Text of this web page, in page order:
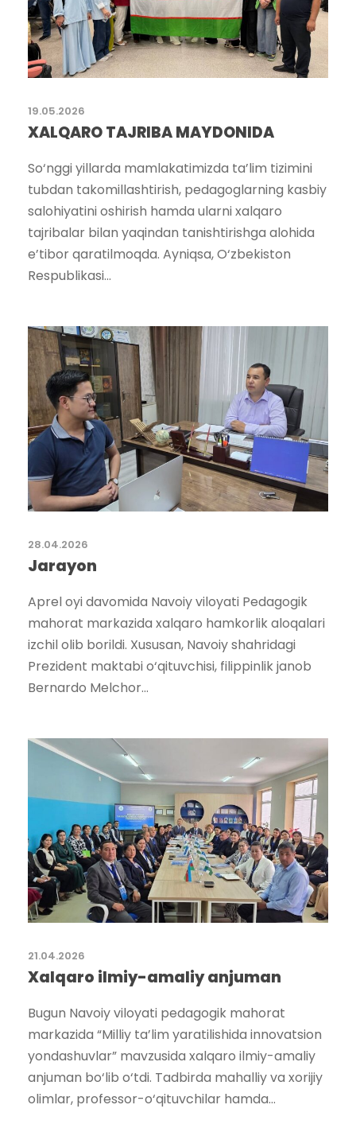
19.05.2026
XALQARO TAJRIBA MAYDONIDA
So‘nggi yillarda mamlakatimizda ta’lim tizimini
tubdan takomillashtirish, pedagoglarning kasbiy
salohiyatini oshirish hamda ularni xalqaro
tajribalar bilan yaqindan tanishtirishga alohida
e’tibor qaratilmoqda. Ayniqsa, O‘zbekiston
Respublikasi...
28.04.2026
Jarayon
Aprel oyi davomida Navoiy viloyati Pedagogik
mahorat markazida xalqaro hamkorlik aloqalari
izchil olib borildi. Xususan, Navoiy shahridagi
Prezident maktabi o‘qituvchisi, filippinlik janob
Bernardo Melchor...
21.04.2026
Xalqaro ilmiy-amaliy anjuman
Bugun Navoiy viloyati pedagogik mahorat
markazida “Milliy ta’lim yaratilishida innovatsion
yondashuvlar” mavzusida xalqaro ilmiy-amaliy
anjuman bo‘lib o‘tdi. Tadbirda mahalliy va xorijiy
olimlar, professor-o‘qituvchilar hamda...